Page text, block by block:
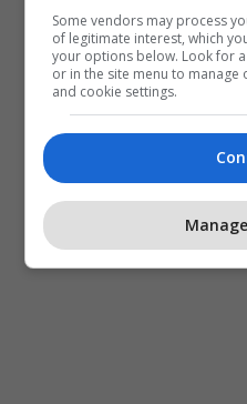
Some vendors may process
of legitimate interest, which
your options below. Look for
or in the site menu to
and cookie settings.